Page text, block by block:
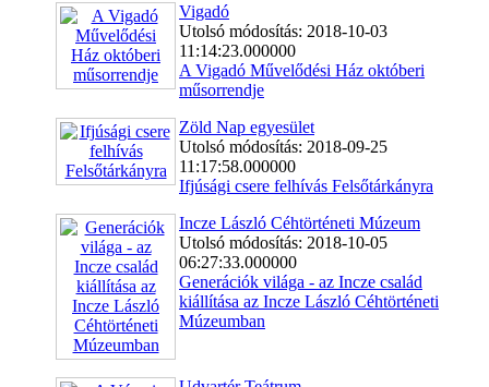
Vigadó
Utolsó módosítás: 2018-10-03
11:14:23.000000
A Vigadó Művelődési Ház októberi
műsorrendje
Zöld Nap egyesület
Utolsó módosítás: 2018-09-25
11:17:58.000000
Ifjúsági csere felhívás Felsőtárkányra
Incze László Céhtörténeti Múzeum
Utolsó módosítás: 2018-10-05
06:27:33.000000
Generációk világa - az Incze család
kiállítása az Incze László Céhtörténeti
Múzeumban